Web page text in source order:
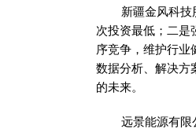
新疆金风科技股
次投资最低；二是
序竞争，维护行业
数据分析、解决方
的未来。
远景能源有限公